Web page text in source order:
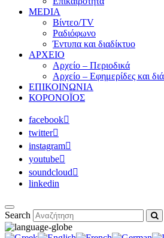
MEDIA
Βίντεο/TV
Ραδιόφωνο
Έντυπα και διαδίκτυο
ΑΡΧΕΙΟ
Αρχείο – Περιοδικά
Αρχείο – Εφημερίδες και
ΕΠΙΚΟΙΝΩΝΙΑ
ΚΟΡΟΝΟΪΟΣ
facebook
twitter
instagram
youtube
soundcloud
linkedin
Search